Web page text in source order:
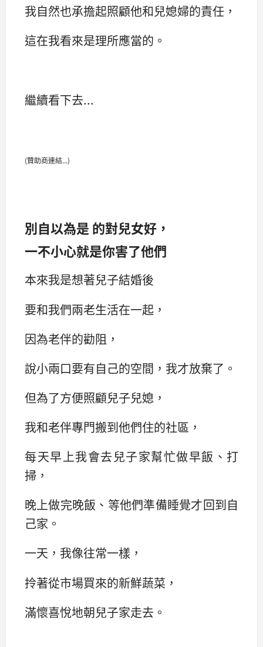
我自然也承擔起照顧他和兒媳婦的責任，
這在我看來是理所應當的。
繼續看下去...
(贊助商連結...)
別自以為是 的對兒女好，
一不小心就是你害了他們
本來我是想著兒子結婚後
要和我們兩老生活在一起，
因為老伴的勸阻，
說小兩口要有自己的空間，我才放棄了。
但為了方便照顧兒子兒媳，
我和老伴專門搬到他們住的社區，
每天早上我會去兒子家幫忙做早飯、打
掃，
晚上做完晚飯、等他們準備睡覺才回到自
己家。
一天，我像往常一樣，
拎著從市場買來的新鮮蔬菜，
滿懷喜悅地朝兒子家走去。